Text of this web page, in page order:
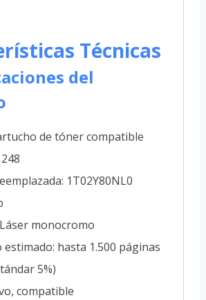
Técnicas
del
de tóner compatible
1T02Y80NL0
monocromo
estimado: hasta 1.500 páginas
5%)
compatible